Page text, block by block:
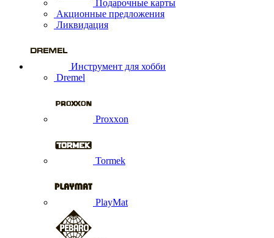
Подарочные карты
Акционные предложения
Ликвидация
Инструмент для хобби
Dremel
Proxxon
Tormek
PlayMat